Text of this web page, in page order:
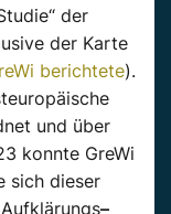
der
der Karte
berichtete).
und über
konnte GreWi
sich dieser
–